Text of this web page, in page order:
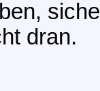
dran.